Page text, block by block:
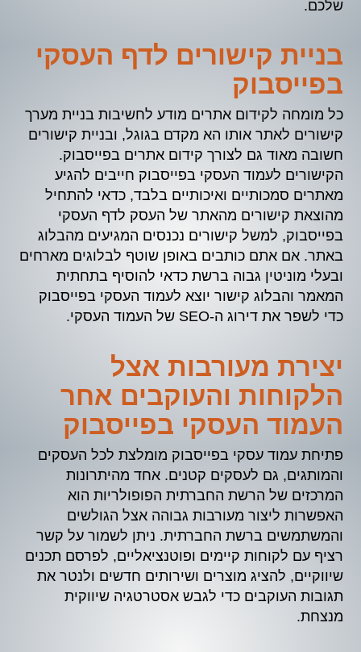
שלכם.
בניית קישורים לדף העסקי
בפייסבוק
כל מומחה לקידום אתרים מודע לחשיבות בניית מערך
קישורים לאתר אותו הא מקדם בגוגל, ובניית קישורים
חשובה מאוד גם לצורך קידום אתרים בפייסבוק.
הקישורים לעמוד העסקי בפייסבוק חייבים להגיע
מאתרים סמכותיים ואיכותיים בלבד, כדאי להתחיל
מהוצאת קישורים מהאתר של העסק לדף העסקי
בפייסבוק, למשל קישורים נכנסים המגיעים מהבלוג
באתר. אם אתם כותבים באופן שוטף לבלוגים מארחים
ובעלי מוניטין גבוה ברשת כדאי להוסיף בתחתית
המאמר והבלוג קישור יוצא לעמוד העסקי בפייסבוק
כדי לשפר את דירוג ה-SEO של העמוד העסקי.
יצירת מעורבות אצל
הלקוחות והעוקבים אחר
העמוד העסקי בפייסבוק
פתיחת עמוד עסקי בפייסבוק מומלצת לכל העסקים
והמותגים, גם לעסקים קטנים. אחד מהיתרונות
המרכזים של הרשת החברתית הפופולריות הוא
האפשרות ליצור מעורבות גבוהה אצל הגולשים
והמשתמשים ברשת החברתית. ניתן לשמור על קשר
רציף עם לקוחות קיימים ופוטנציאליים, לפרסם תכנים
שיווקיים, להציג מוצרים ושירותים חדשים ולנטר את
תגובות העוקבים כדי לגבש אסטרטגיה שיווקית
מנצחת.